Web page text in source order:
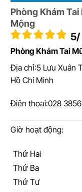
Phòng Khám
Mộng
5/
Phòng Khám Tai
Địa chỉ:5 Lưu Xuân
Hồ Chí Minh
Điện thoại:028
Giờ hoạt động:
Thứ Hai
Thứ Ba
Thứ Tư